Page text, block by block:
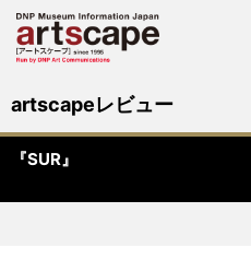
artscapeレビュー
『SUR』
サイト内検索